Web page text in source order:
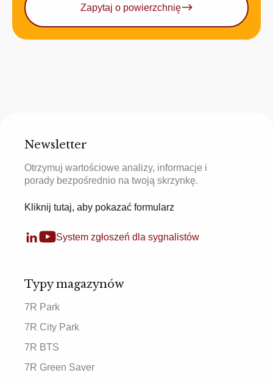
Zapytaj o powierzchnię
Newsletter
Otrzymuj wartościowe analizy, informacje i
porady bezpośrednio na twoją skrzynkę.
Kliknij tutaj, aby pokazać formularz
System zgłoszeń dla sygnalistów
Typy magazynów
7R Park
7R City Park
7R BTS
7R Green Saver